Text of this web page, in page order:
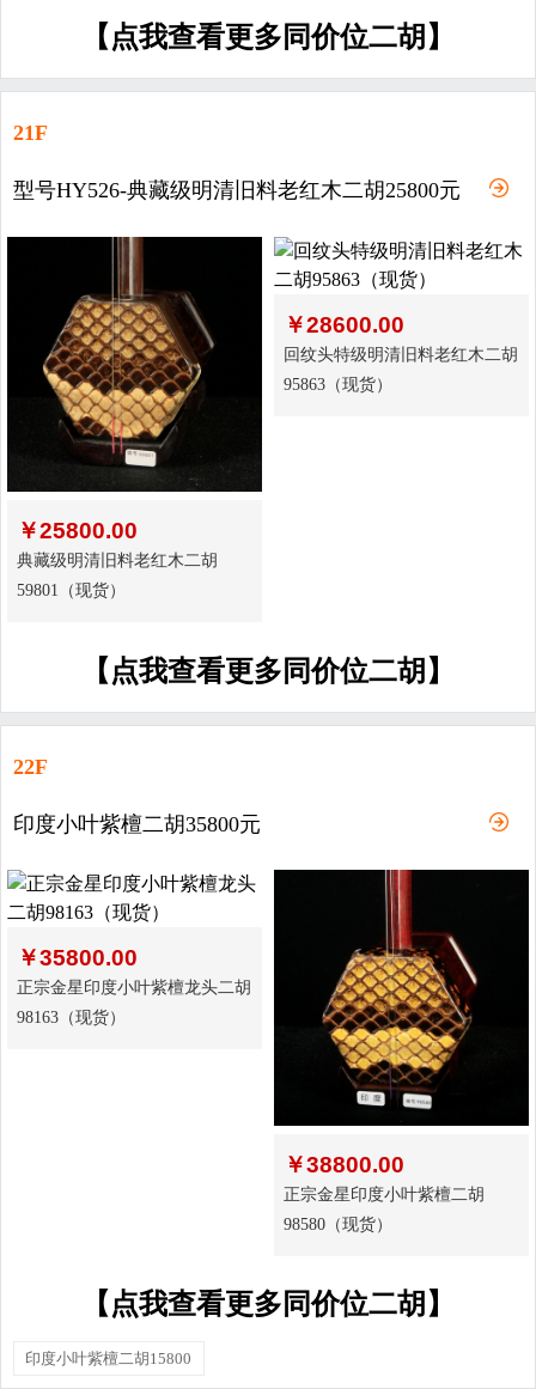
【点我查看更多同价位二胡】
21F
型号HY526-典藏级明清旧料老红木二胡25800元
￥25800.00
典藏级明清旧料老红木二胡
59801（现货）
￥28600.00
回纹头特级明清旧料老红木二胡
95863（现货）
【点我查看更多同价位二胡】
22F
印度小叶紫檀二胡35800元
￥35800.00
正宗金星印度小叶紫檀龙头二胡
98163（现货）
￥38800.00
正宗金星印度小叶紫檀二胡
98580（现货）
【点我查看更多同价位二胡】
印度小叶紫檀二胡15800